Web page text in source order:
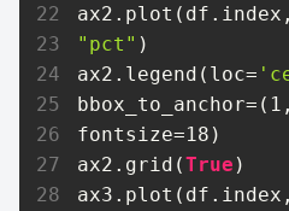
"pct" )
ax2.legend(loc=
bbox_to_anchor=( 1
fontsize=18 )
ax2.grid(True )